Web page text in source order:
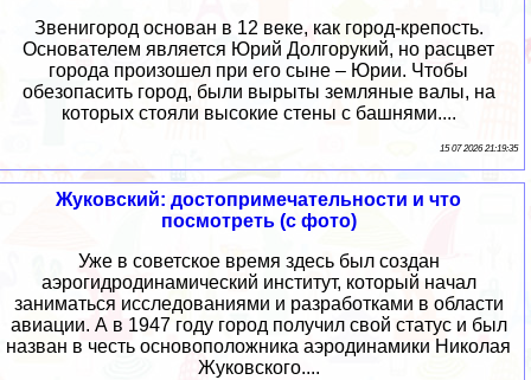
Звенигород основан в 12 веке, как город-крепость.
Основателем является Юрий Долгорукий, но расцвет
города произошел при его сыне – Юрии. Чтобы
обезопасить город, были вырыты земляные валы, на
которых стояли высокие стены с башнями....
15 07 2026 21:19:35
Жуковский: достопримечательности и что
посмотреть (с фото)
Уже в советское время здесь был создан
аэрогидродинамический институт, который начал
заниматься исследованиями и разработками в области
авиации. А в 1947 году город получил свой статус и был
назван в честь основоположника аэродинамики Николая
Жуковского....